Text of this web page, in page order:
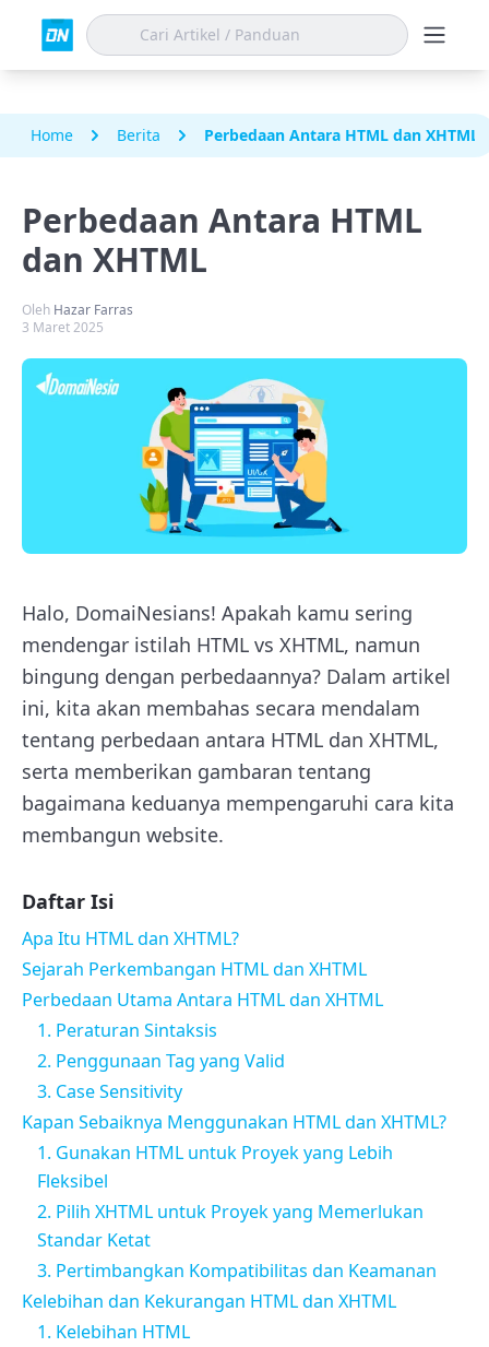
Home Berita Perbedaan Antara HTML dan XHTML
Perbedaan Antara HTML
dan XHTML
Oleh Hazar Farras
3 Maret 2025
Halo, DomaiNesians! Apakah kamu sering
mendengar istilah HTML vs XHTML, namun
bingung dengan perbedaannya? Dalam artikel
ini, kita akan membahas secara mendalam
tentang perbedaan antara HTML dan XHTML,
serta memberikan gambaran tentang
bagaimana keduanya mempengaruhi cara kita
membangun website.
Daftar Isi
Apa Itu HTML dan XHTML?
Sejarah Perkembangan HTML dan XHTML
Perbedaan Utama Antara HTML dan XHTML
1. Peraturan Sintaksis
2. Penggunaan Tag yang Valid
3. Case Sensitivity
Kapan Sebaiknya Menggunakan HTML dan XHTML?
1. Gunakan HTML untuk Proyek yang Lebih
Fleksibel
2. Pilih XHTML untuk Proyek yang Memerlukan
Standar Ketat
3. Pertimbangkan Kompatibilitas dan Keamanan
Kelebihan dan Kekurangan HTML dan XHTML
1. Kelebihan HTML